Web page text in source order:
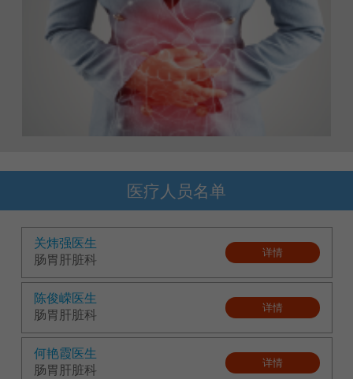
医疗人员名单
关炜强医生
肠胃肝脏科
详情
陈俊嵘医生
肠胃肝脏科
详情
何艳霞医生
肠胃肝脏科
详情